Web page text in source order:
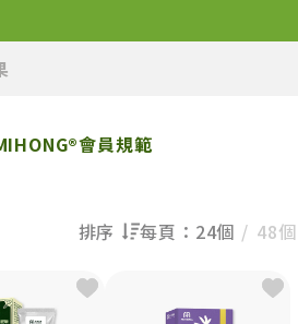
會員規範
排序
熱門程度優先
每頁： 24個 48個